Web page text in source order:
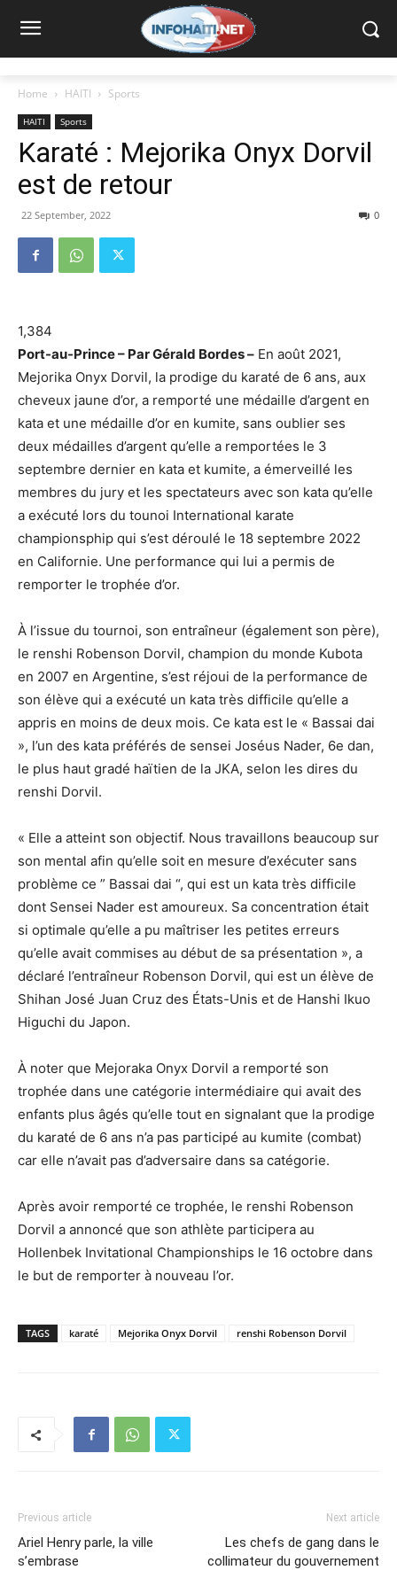
Home HAITI Sports
HAITI Sports
Karaté : Mejorika Onyx Dorvil
est de retour
22 September, 2022 0
1,384
Port-au-Prince – Par Gérald Bordes – En août 2021,
Mejorika Onyx Dorvil, la prodige du karaté de 6 ans, aux
cheveux jaune d’or, a remporté une médaille d’argent en
kata et une médaille d’or en kumite, sans oublier ses
deux médailles d’argent qu’elle a remportées le 3
septembre dernier en kata et kumite, a émerveillé les
membres du jury et les spectateurs avec son kata qu’elle
a exécuté lors du tounoi International karate
championsphip qui s’est déroulé le 18 septembre 2022
en Californie. Une performance qui lui a permis de
remporter le trophée d’or.
À l’issue du tournoi, son entraîneur (également son père),
le renshi Robenson Dorvil, champion du monde Kubota
en 2007 en Argentine, s’est réjoui de la performance de
son élève qui a exécuté un kata très difficile qu’elle a
appris en moins de deux mois. Ce kata est le « Bassai dai
», l’un des kata préférés de sensei Joséus Nader, 6e dan,
le plus haut gradé haïtien de la JKA, selon les dires du
renshi Dorvil.
« Elle a atteint son objectif. Nous travaillons beaucoup sur
son mental afin qu’elle soit en mesure d’exécuter sans
problème ce ” Bassai dai “, qui est un kata très difficile
dont Sensei Nader est amoureux. Sa concentration était
si optimale qu’elle a pu maîtriser les petites erreurs
qu’elle avait commises au début de sa présentation », a
déclaré l’entraîneur Robenson Dorvil, qui est un élève de
Shihan José Juan Cruz des États-Unis et de Hanshi Ikuo
Higuchi du Japon.
À noter que Mejoraka Onyx Dorvil a remporté son
trophée dans une catégorie intermédiaire qui avait des
enfants plus âgés qu’elle tout en signalant que la prodige
du karaté de 6 ans n’a pas participé au kumite (combat)
car elle n’avait pas d’adversaire dans sa catégorie.
Après avoir remporté ce trophée, le renshi Robenson
Dorvil a annoncé que son athlète participera au
Hollenbek Invitational Championships le 16 octobre dans
le but de remporter à nouveau l’or.
TAGS karaté Mejorika Onyx Dorvil renshi Robenson Dorvil
Previous article
Ariel Henry parle, la ville
s’embrase
Next article
Les chefs de gang dans le
collimateur du gouvernement